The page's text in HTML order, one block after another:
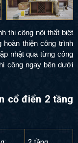
thi công nội thất biệt
thiện công trình
nhật qua từng công
công ngay bên dưới
cổ điển 2 tầng